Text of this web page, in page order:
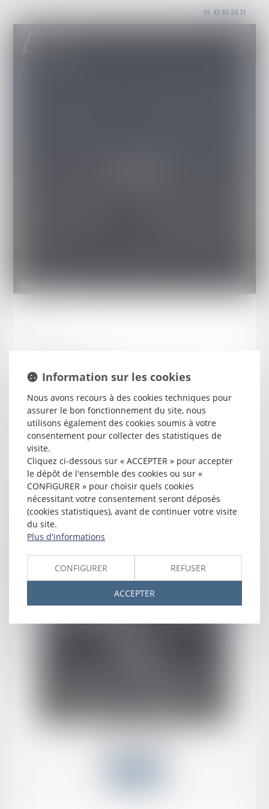
01 42 60 04 31
Fiscalité personnelle
Fiscalité immobilière
Fiscalité internationale
Contentieux fiscal
Votre équipe dédiée
Information sur les cookies
Nous avons recours à des cookies techniques pour
assurer le bon fonctionnement du site, nous
utilisons également des cookies soumis à votre
consentement pour collecter des statistiques de
visite.
Cliquez ci-dessous sur « ACCEPTER » pour accepter
le dépôt de l'ensemble des cookies ou sur «
CONFIGURER » pour choisir quels cookies
nécessitant votre consentement seront déposés
(cookies statistiques), avant de continuer votre visite
du site.
Plus d'informations
CONFIGURER REFUSER
ACCEPTER